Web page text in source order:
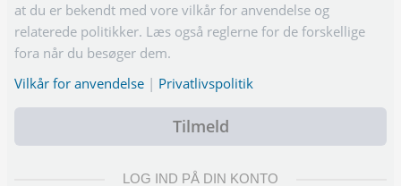
at du er bekendt med vore vilkår for anvendelse og
relaterede politikker. Læs også reglerne for de forskellige
fora når du besøger dem.
Vilkår for anvendelse | Privatlivspolitik
Tilmeld
LOG IND PÅ DIN KONTO